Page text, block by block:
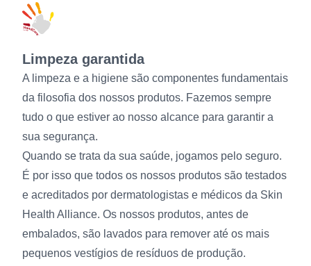
Limpeza garantida
A limpeza e a higiene são componentes fundamentais
da filosofia dos nossos produtos. Fazemos sempre
tudo o que estiver ao nosso alcance para garantir a
sua segurança.
Quando se trata da sua saúde, jogamos pelo seguro.
É por isso que todos os nossos produtos são testados
e acreditados por dermatologistas e médicos da Skin
Health Alliance. Os nossos produtos, antes de
embalados, são lavados para remover até os mais
pequenos vestígios de resíduos de produção.